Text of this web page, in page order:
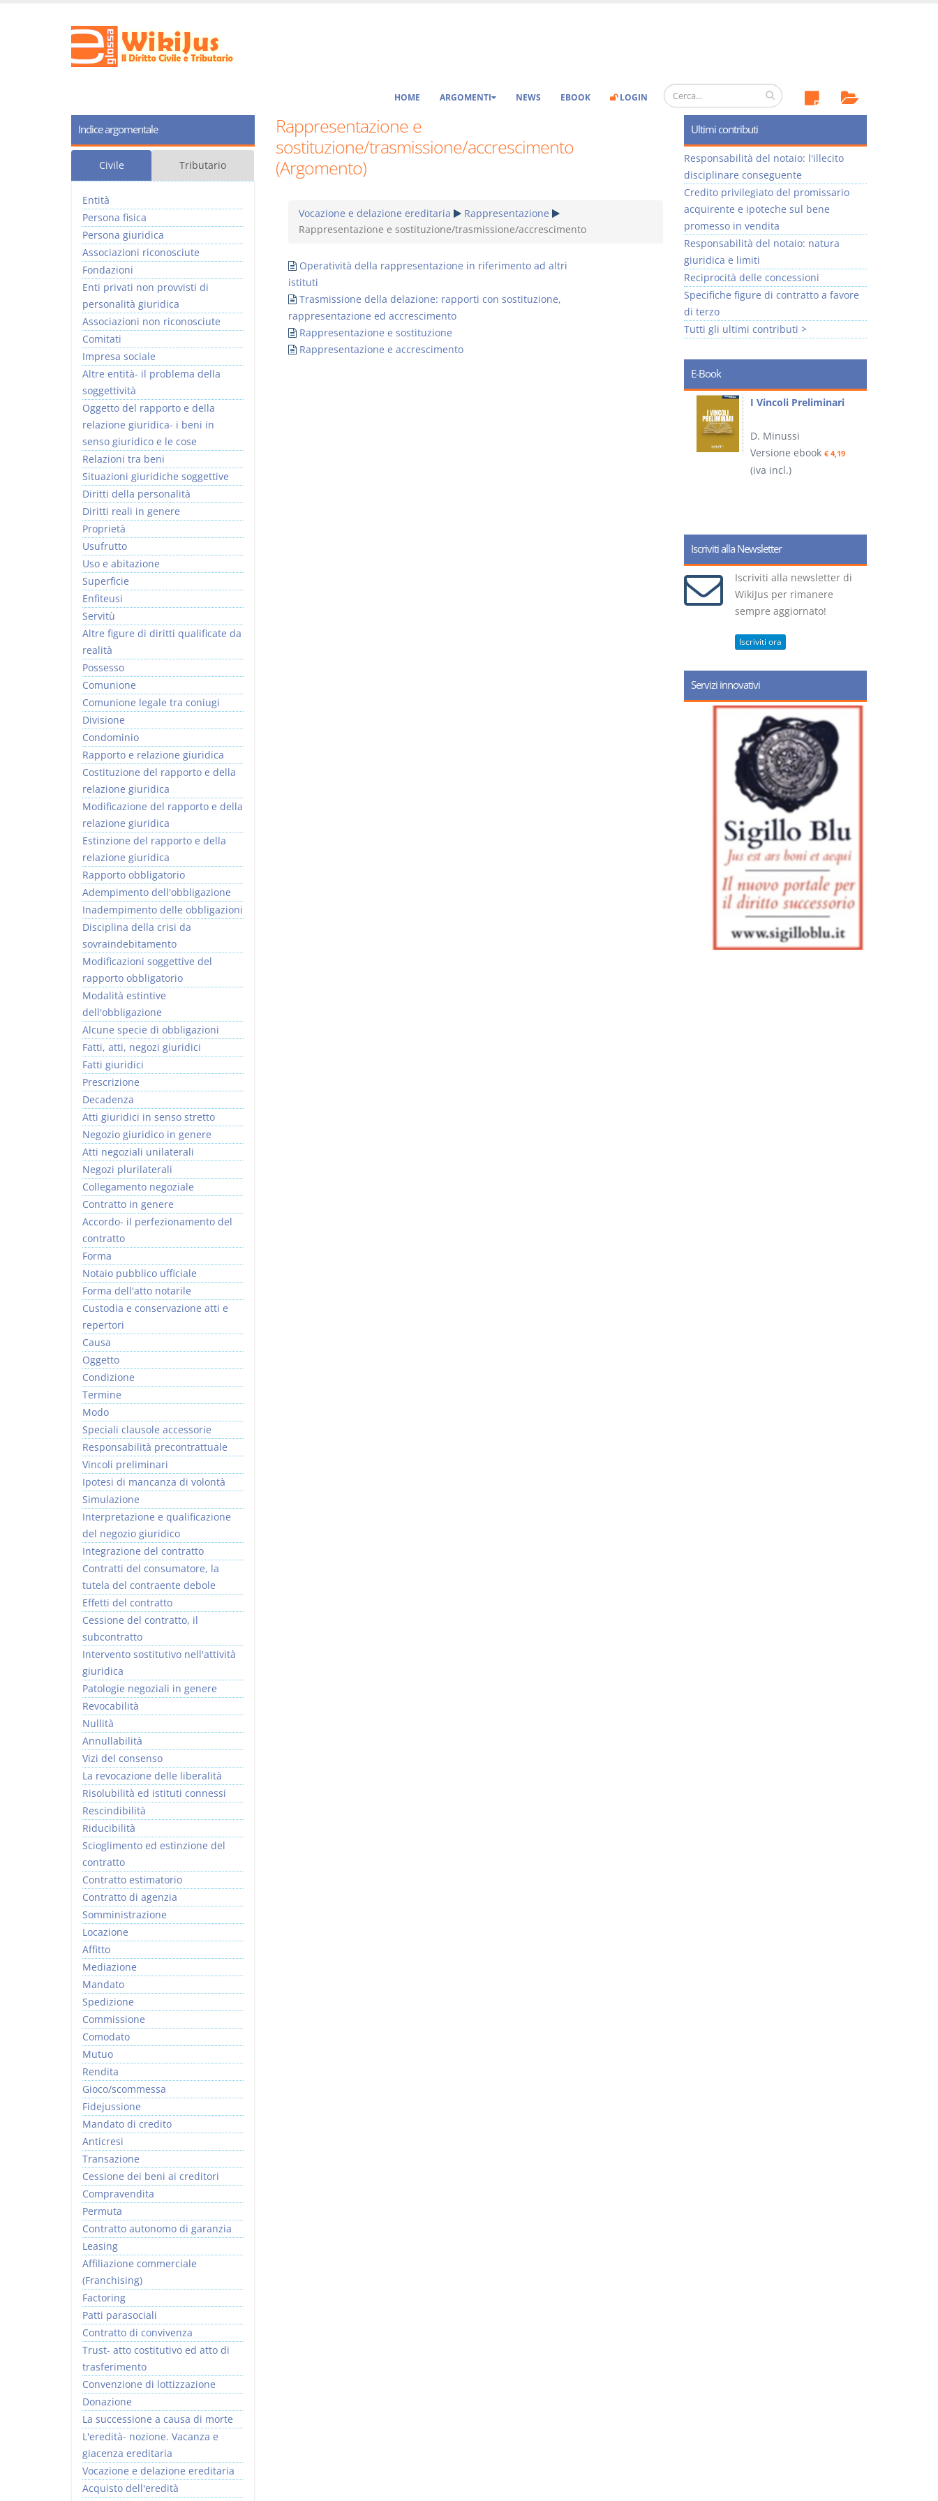
HOME ARGOMENTI NEWS EBOOK LOGIN
Rappresentazione e
sostituzione/trasmissione/accrescimento
(Argomento)
Vocazione e delazione ereditaria
Rappresentazione
Rappresentazione e sostituzione/trasmissione/accrescimento
Operatività della rappresentazione in riferimento ad altri
istituti
Trasmissione della delazione: rapporti con sostituzione,
rappresentazione ed accrescimento
Rappresentazione e sostituzione
Rappresentazione e accrescimento
Indice argomentale
Civile Tributario
Entità
Persona fisica
Persona giuridica
Associazioni riconosciute
Fondazioni
Enti privati non provvisti di
personalità giuridica
Associazioni non riconosciute
Comitati
Impresa sociale
Altre entità- il problema della
soggettività
Oggetto del rapporto e della
relazione giuridica- i beni in
senso giuridico e le cose
Relazioni tra beni
Situazioni giuridiche soggettive
Diritti della personalità
Diritti reali in genere
Proprietà
Usufrutto
Uso e abitazione
Superficie
Enfiteusi
Servitù
Altre figure di diritti qualificate da
realità
Possesso
Comunione
Comunione legale tra coniugi
Divisione
Condominio
Rapporto e relazione giuridica
Costituzione del rapporto e della
relazione giuridica
Modificazione del rapporto e della
relazione giuridica
Estinzione del rapporto e della
relazione giuridica
Rapporto obbligatorio
Adempimento dell'obbligazione
Inadempimento delle obbligazioni
Disciplina della crisi da
sovraindebitamento
Modificazioni soggettive del
rapporto obbligatorio
Modalità estintive
dell'obbligazione
Alcune specie di obbligazioni
Fatti, atti, negozi giuridici
Fatti giuridici
Prescrizione
Decadenza
Atti giuridici in senso stretto
Negozio giuridico in genere
Atti negoziali unilaterali
Negozi plurilaterali
Collegamento negoziale
Contratto in genere
Accordo- il perfezionamento del
contratto
Forma
Notaio pubblico ufficiale
Forma dell'atto notarile
Custodia e conservazione atti e
repertori
Causa
Oggetto
Condizione
Termine
Modo
Speciali clausole accessorie
Responsabilità precontrattuale
Vincoli preliminari
Ipotesi di mancanza di volontà
Simulazione
Interpretazione e qualificazione
del negozio giuridico
Integrazione del contratto
Contratti del consumatore, la
tutela del contraente debole
Effetti del contratto
Cessione del contratto, il
subcontratto
Intervento sostitutivo nell'attività
giuridica
Patologie negoziali in genere
Revocabilità
Nullità
Annullabilità
Vizi del consenso
La revocazione delle liberalità
Risolubilità ed istituti connessi
Rescindibilità
Riducibilità
Scioglimento ed estinzione del
contratto
Contratto estimatorio
Contratto di agenzia
Somministrazione
Locazione
Affitto
Mediazione
Mandato
Spedizione
Commissione
Comodato
Mutuo
Rendita
Gioco/scommessa
Fidejussione
Mandato di credito
Anticresi
Transazione
Cessione dei beni ai creditori
Compravendita
Permuta
Contratto autonomo di garanzia
Leasing
Affiliazione commerciale
(Franchising)
Factoring
Patti parasociali
Contratto di convivenza
Trust- atto costitutivo ed atto di
trasferimento
Convenzione di lottizzazione
Donazione
La successione a causa di morte
L'eredità- nozione. Vacanza e
giacenza ereditaria
Vocazione e delazione ereditaria
Acquisto dell'eredità
Ultimi contributi
Responsabilità del notaio: l'illecito
disciplinare conseguente
Credito privilegiato del promissario
acquirente e ipoteche sul bene
promesso in vendita
Responsabilità del notaio: natura
giuridica e limiti
Reciprocità delle concessioni
Specifiche figure di contratto a favore
di terzo
Tutti gli ultimi contributi >
E-Book
relazione giuridica
Versione ebook€ 5,99
I Singoli Contratti
D. Minussi
(iva incl.)
I Vincoli Preliminari
D. Minussi
Versione ebook € 4,19
(iva incl.)
Iscriviti alla Newsletter
Iscriviti alla newsletter di
WikiJus per rimanere
sempre aggiornato!
Iscriviti ora
Servizi innovativi